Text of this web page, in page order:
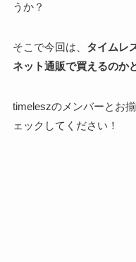
うか？
そこで今回は、 タイムレ
ネット通販で買えるのか
timeleszのメンバーとお
ェックしてください！